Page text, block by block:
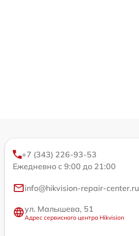
+7 (343) 226-93-53
Ежедневно с 9:00 до 21:00
info@hikvision-repair-center.ru
ул. Малышева, 51
Адрес сервисного центра Hikvision